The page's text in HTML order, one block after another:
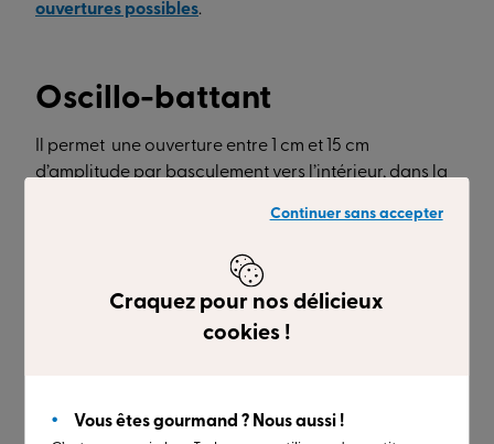
ouvertures possibles.
Oscillo-battant
Il permet une ouverture entre 1 cm et 15 cm
d’amplitude par basculement vers l’intérieur, dans la
dans un environnement restreint.
Avec lui, sentez-vous également en sécurité, puisqu’il
empêche toute intrusion ! Il se combine à
ouverture classique
, vers l’intérieur.
Galandage
Continuer sans accepter
Craquez pour nos délicieux
cookies !
Vous êtes gourmand ? Nous aussi !